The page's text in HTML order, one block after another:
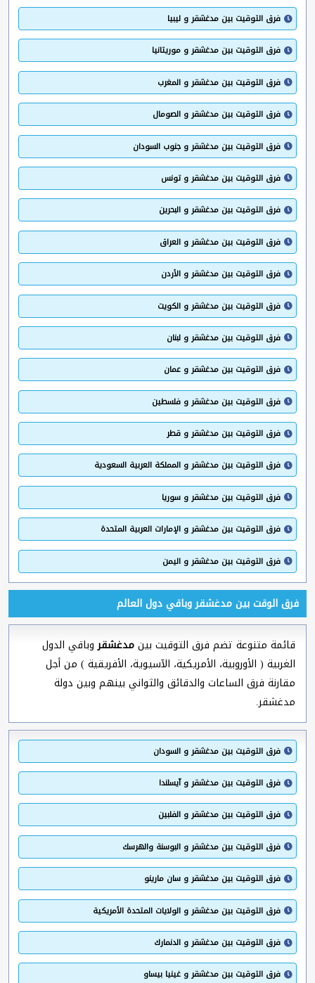
فرق التوقيت بين مدغشقر و ليبيا
فرق التوقيت بين مدغشقر و موريتانيا
فرق التوقيت بين مدغشقر و المغرب
فرق التوقيت بين مدغشقر و الصومال
فرق التوقيت بين مدغشقر و جنوب السودان
فرق التوقيت بين مدغشقر و تونس
فرق التوقيت بين مدغشقر و البحرين
فرق التوقيت بين مدغشقر و العراق
فرق التوقيت بين مدغشقر و الأردن
فرق التوقيت بين مدغشقر و الكويت
فرق التوقيت بين مدغشقر و لبنان
فرق التوقيت بين مدغشقر و عمان
فرق التوقيت بين مدغشقر و فلسطين
فرق التوقيت بين مدغشقر و قطر
فرق التوقيت بين مدغشقر و المملكة العربية السعودية
فرق التوقيت بين مدغشقر و سوريا
فرق التوقيت بين مدغشقر و الإمارات العربية المتحدة
فرق التوقيت بين مدغشقر و اليمن
فرق الوقت بين مدغشقر وباقي دول العالم
قائمة متنوعة تضم فرق التوقيت بينمدغشقروباقي الدول
الغربية ( الأوروبية، الأمريكية، الآسيوية، الأفريقية ) من أجل
مقارنة فرق الساعات والدقائق والثواني بينهم وبين دولة
مدغشقر.
فرق التوقيت بين مدغشقر و السودان
فرق التوقيت بين مدغشقر و آيسلندا
فرق التوقيت بين مدغشقر و الفلبين
فرق التوقيت بين مدغشقر و البوسنة والهرسك
فرق التوقيت بين مدغشقر و سان مارينو
فرق التوقيت بين مدغشقر و الولايات المتحدة الأمريكية
فرق التوقيت بين مدغشقر و الدنمارك
فرق التوقيت بين مدغشقر و غينيا بيساو